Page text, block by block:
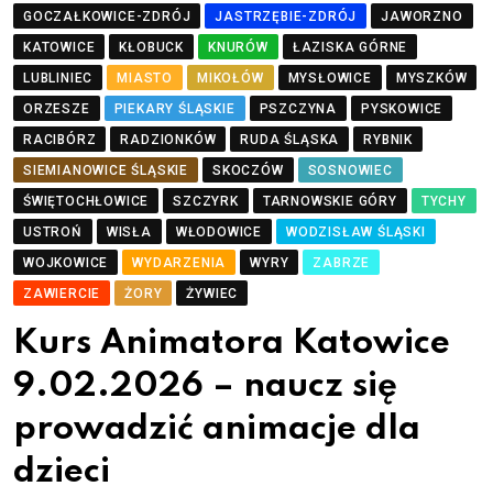
GOCZAŁKOWICE-ZDRÓJ
JASTRZĘBIE-ZDRÓJ
JAWORZNO
KATOWICE
KŁOBUCK KNURÓW
ŁAZISKA GÓRNE
LUBLINIEC
MIASTO MIKOŁÓW MYSŁOWICE
MYSZKÓW
ORZESZE
PIEKARY ŚLĄSKIE PSZCZYNA
PYSKOWICE
RACIBÓRZ
RADZIONKÓW RUDA ŚLĄSKA
RYBNIK
SIEMIANOWICE ŚLĄSKIE
SKOCZÓW
SOSNOWIEC
ŚWIĘTOCHŁOWICE
SZCZYRK TARNOWSKIE GÓRY
TYCHY
USTROŃ
WISŁA WŁODOWICE
WODZISŁAW ŚLĄSKI
WOJKOWICE
WYDARZENIA WYRY
ZABRZE
ZAWIERCIE
ŻORY ŻYWIEC
Kurs Animatora Katowice
9.02.2026 – naucz się
prowadzić animacje dla
dzieci